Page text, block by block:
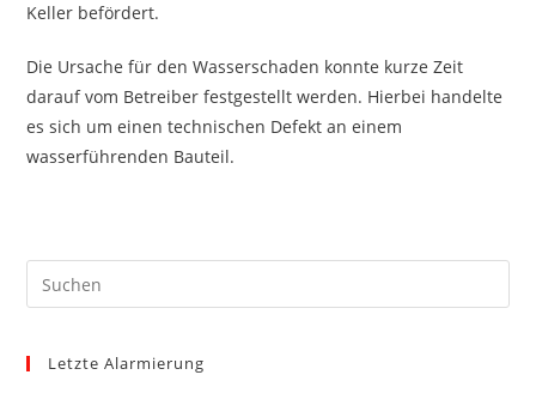
Keller befördert.
Die Ursache für den Wasserschaden konnte kurze Zeit
darauf vom Betreiber festgestellt werden. Hierbei handelte
es sich um einen technischen Defekt an einem
wasserführenden Bauteil.
Letzte Alarmierung